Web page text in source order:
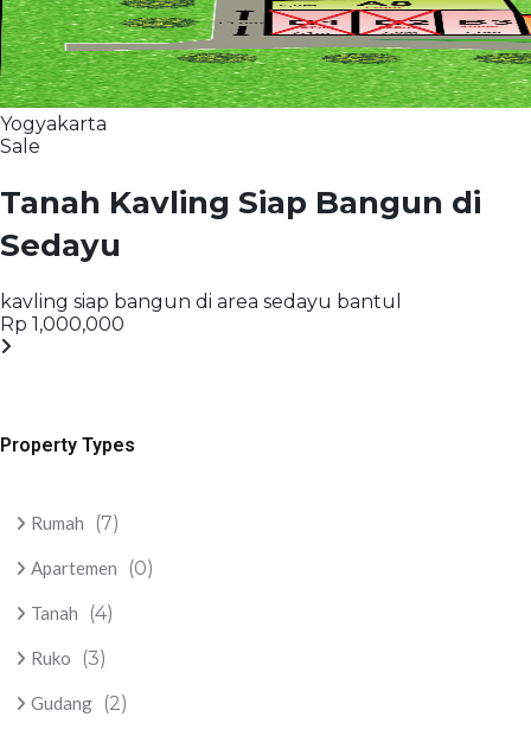
Yogyakarta
Sale
Tanah Kavling Siap Bangun di
Sedayu
kavling siap bangun di area sedayu bantul
Rp 1,000,000
Property Types
Rumah (7)
Apartemen (0)
Tanah (4)
Ruko (3)
Gudang (2)